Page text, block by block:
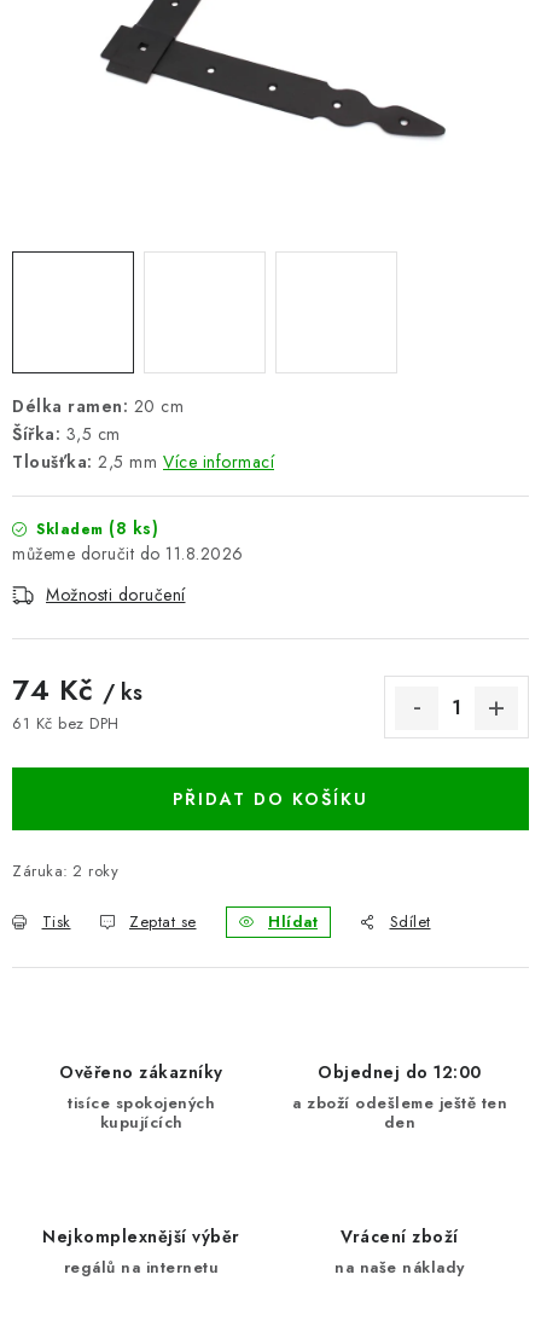
PARKOVACÍ BLOKÁDY
HODNOCENÍ OBCHODU
B2B - VELKOOBCHOD
NAPIŠTE NÁM
KONTAKTY
BLOG
Kontakty Hodnocení obchodu
Reklamace zboží
Odstoupení od kupní smlouvy
Často kladené dotazy
Obchodní a dodací podmínky
Ochrana osobních údajú
Délka ramen: 20 cm
Šířka: 3,5 cm
Tloušťka: 2,5 mm Více informací
Skladem (8 ks)
11.8.2026
Možnosti doručení
74 Kč / ks
61 Kč bez DPH
PŘIDAT DO KOŠÍKU
Záruka: 2 roky
Tisk Zeptat se Hlídat Sdílet
Ověřeno zákazníky
tisíce spokojených
kupujících
Objednej do 12:00
a zboží odešleme ještě ten
den
Nejkomplexnější výběr
regálů na internetu
Vrácení zboží
na naše náklady